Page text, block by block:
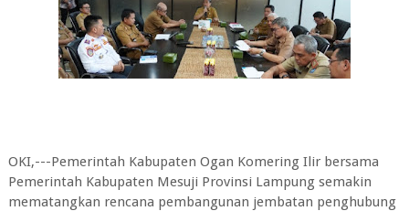
OKI,---Pemerintah Kabupaten Ogan Komering Ilir bersama
Pemerintah Kabupaten Mesuji Provinsi Lampung semakin
mematangkan rencana pembangunan jembatan penghubung